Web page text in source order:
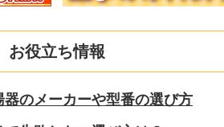
お役立ち情報
器のメーカーや型番の選び方